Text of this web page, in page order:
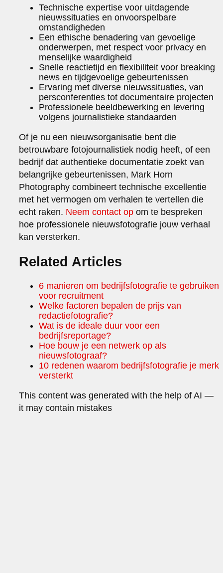
Technische expertise voor uitdagende
nieuwssituaties en onvoorspelbare
omstandigheden
Een ethische benadering van gevoelige
onderwerpen, met respect voor privacy en
menselijke waardigheid
Snelle reactietijd en flexibiliteit voor breaking
news en tijdgevoelige gebeurtenissen
Ervaring met diverse nieuwssituaties, van
persconferenties tot documentaire projecten
Professionele beeldbewerking en levering
volgens journalistieke standaarden
Of je nu een nieuwsorganisatie bent die
betrouwbare fotojournalistiek nodig heeft, of een
bedrijf dat authentieke documentatie zoekt van
belangrijke gebeurtenissen, Mark Horn
Photography combineert technische excellentie
met het vermogen om verhalen te vertellen die
echt raken. Neem contact op om te bespreken
hoe professionele nieuwsfotografie jouw verhaal
kan versterken.
Related Articles
6 manieren om bedrijfsfotografie te gebruiken
voor recruitment
Welke factoren bepalen de prijs van
redactiefotografie?
Wat is de ideale duur voor een
bedrijfsreportage?
Hoe bouw je een netwerk op als
nieuwsfotograaf?
10 redenen waarom bedrijfsfotografie je merk
versterkt
This content was generated with the help of AI —
it may contain mistakes